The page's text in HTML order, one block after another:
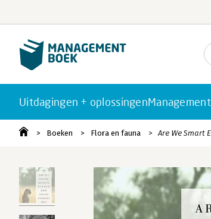
Uitdagingen + oplossingen
Boeken Flora en fauna Are We Smart